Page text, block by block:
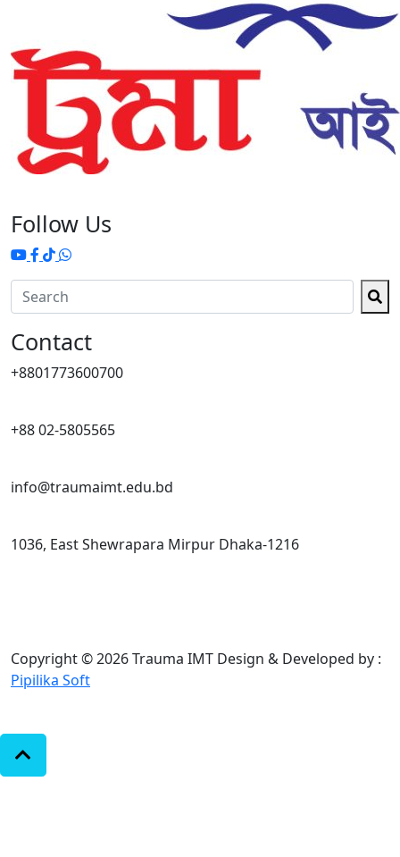
Follow Us
Contact
+8801773600700
+88 02-5805565
info@traumaimt.edu.bd
1036, East Shewrapara Mirpur Dhaka-1216
Copyright © 2026 Trauma IMT Design & Developed by :
Pipilika Soft